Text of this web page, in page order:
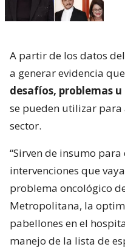
A partir de los datos
a generar evidencia
desafíos, problemas
se pueden utilizar
sector.
“Sirven de insumo
intervenciones que
problema oncológico
Metropolitana, la
pabellones en el
manejo de la lista de